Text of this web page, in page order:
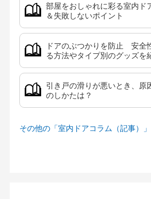
部屋をおしゃれに彩る室内ド
＆失敗しないポイント
ドアのぶつかりを防止 安全
る方法やタイプ別のグッズを
引き戸の滑りが悪いとき、原
のしかたは？
その他の「室内ドアコラム（記事）